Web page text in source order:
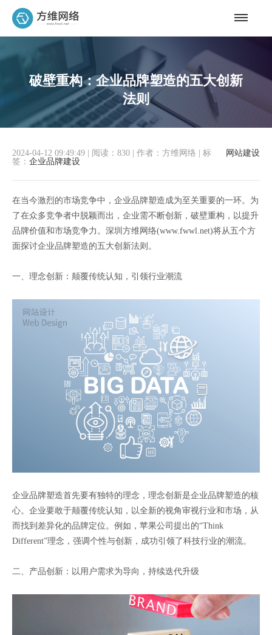
破壁重构：企业品牌塑造的五大创新
法则
网站建设
2024-04-12 09:49:49 阅读：830 作者：方维网络
标
签： 企业品牌建设
在当今激烈的市场竞争中，企业品牌塑造成为至关重要的一环。为
了在众多竞争者中脱颖而出，企业需不断创新，破壁重构，以提升
品牌价值和市场竞争力。深圳方维网络(www.fwwl.net)将从五个方
面探讨企业品牌塑造的五大创新法则。
一、理念创新：颠覆传统认知，引领行业潮流
企业品牌塑造首先要有独特的理念，理念创新是企业品牌塑造的核
心。企业要敢于颠覆传统认知，以全新的视角审视行业和市场，从
而找到差异化的品牌定位。例如，苹果公司提出的“Think
Different”理念，强调个性与创新，成功引领了科技行业的潮流。
二、产品创新：以用户需求为导向，持续迭代升级